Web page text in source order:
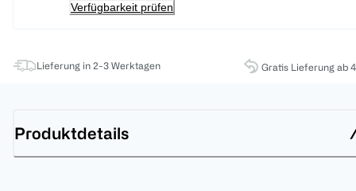
Verfügbarkeit prüfen
Lieferung in 2-3 Werktagen Gratis Lieferung ab
Produktdetails